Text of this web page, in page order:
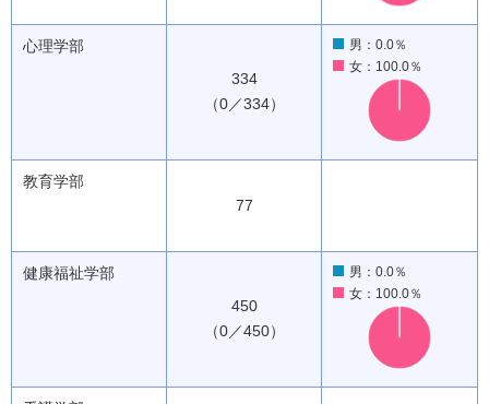
心理学部
334
（0／334）
男：0.0％
女：100.0％
教育学部
77
健康福祉学部
450
（0／450）
男：0.0％
女：100.0％